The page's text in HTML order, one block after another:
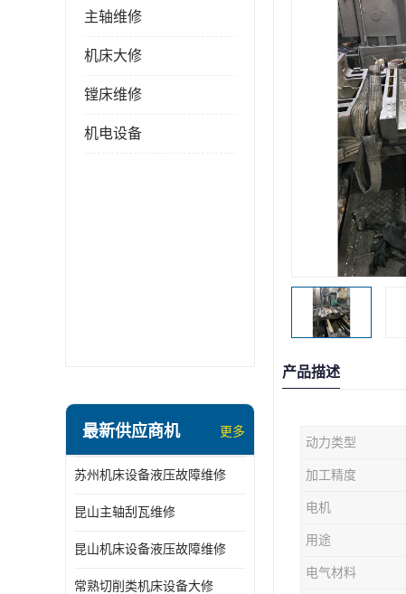
主轴维修
机床大修
镗床维修
机电设备
最新供应商机 更多
苏州机床设备液压故障维修
昆山主轴刮瓦维修
昆山机床设备液压故障维修
常熟切削类机床设备大修
产品描述
动力类型
加工精度
电机
用途
电气材料